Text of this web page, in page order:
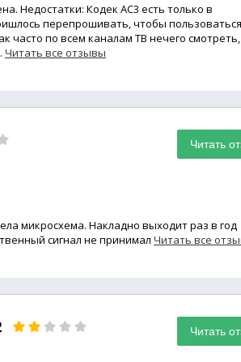
Недостатки: Кодек AC3 есть только в
перепрошивать, чтобы пользоваться
часто по всем каналам ТВ нечего смотреть,
Читать все отзывы
Читать
микросхема. Накладно выходит раз в год
сигнал не принимал Читать все
Читать